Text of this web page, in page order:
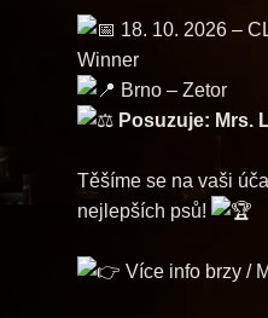
18. 10. 2026 –
Winner
Brno – Zetor
Posuzuje: Mrs.
​Těšíme se na vaši
nejlepších psů!
Více info brzy /